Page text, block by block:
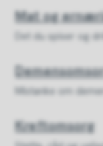
Mat og
Det du spiser og
Mistanke om
Kreftomsorg